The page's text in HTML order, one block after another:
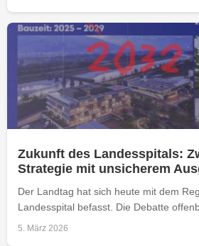
Zukunft des Landesspitals:
Strategie mit unsicherem
Der Landtag hat sich heute mit dem
Landesspital befasst. Die Debatte
5. März 2026